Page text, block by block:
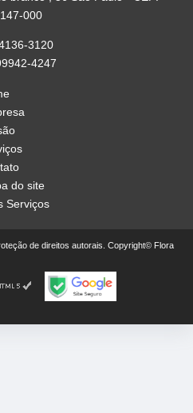
000
3120
4247
do site
Serviços
de direitos autorais. Copyright© Flora